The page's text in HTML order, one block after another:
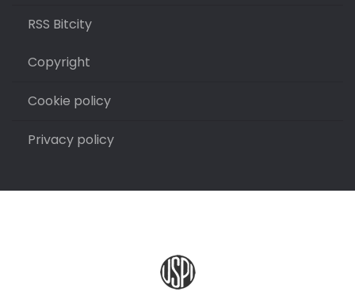
RSS Bitcity
Copyright
Cookie policy
Privacy policy